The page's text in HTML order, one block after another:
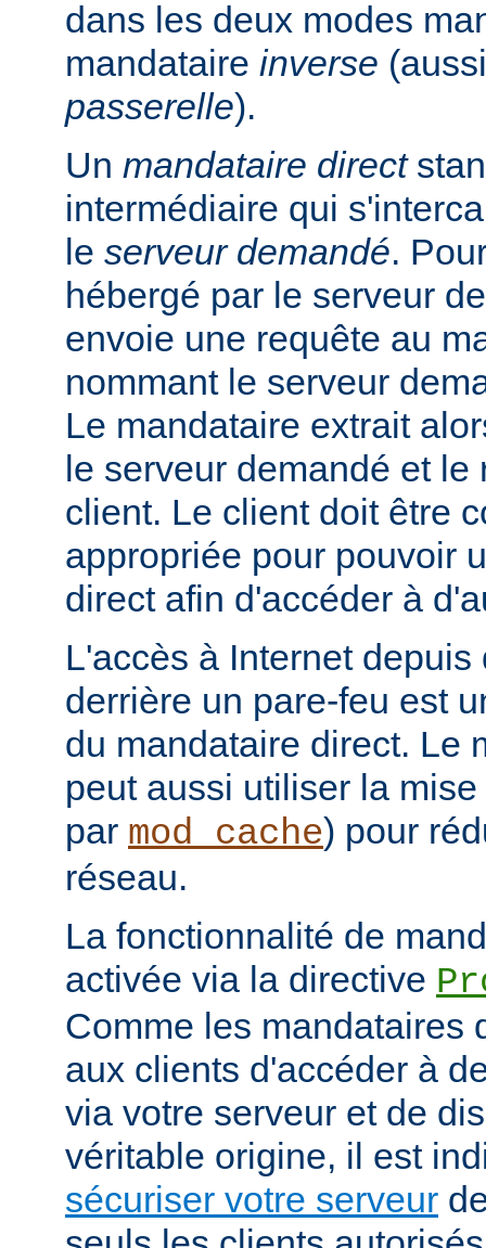
dans les deux modes
mandataire inverse
passerelle).
Un mandataire direct
intermédiaire qui
le serveur demandé.
hébergé par le serveur
envoie une requête au
nommant le serveur
Le mandataire extrait
le serveur demandé et
client. Le client doit être
appropriée pour pouvoir
direct afin d'accéder à
L'accès à Internet
derrière un pare-feu est
du mandataire direct. Le
peut aussi utiliser la
par mod_cache) pour
réseau.
La fonctionnalité de
activée via la directive
Comme les mandataires
aux clients d'accéder à
via votre serveur et de
véritable origine, il est
sécuriser votre serveur